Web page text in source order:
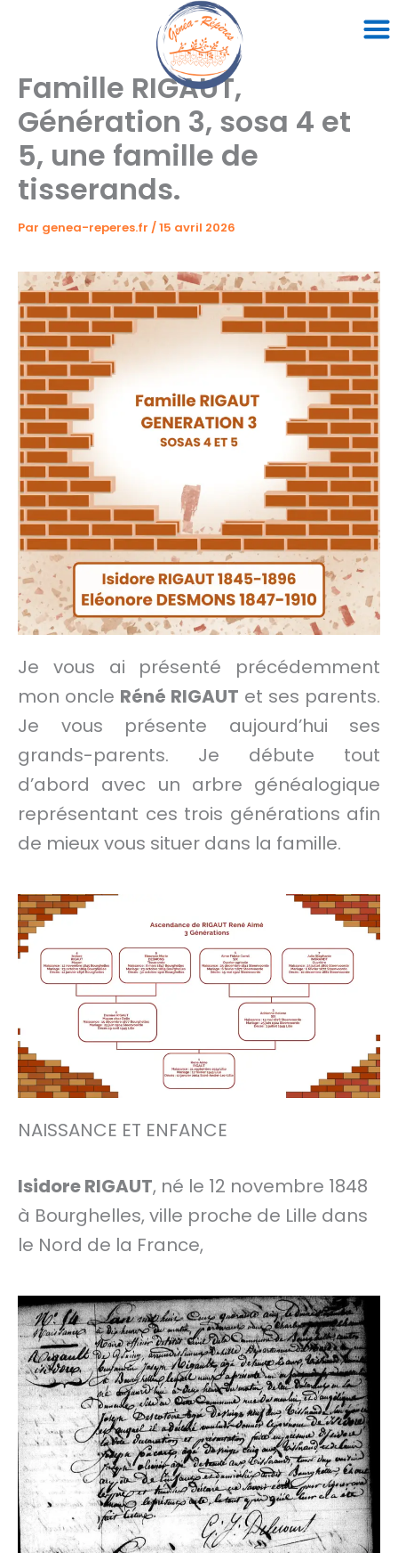
contenu
Famille RIGAUT,
Génération 3, sosa 4 et
5, une famille de
tisserands.
Par genea-reperes.fr /15 avril 2026
Je vous ai présenté précédemment
mon oncle Réné RIGAUT et ses parents.
Je vous présente aujourd’hui ses
grands-parents. Je débute tout
d’abord avec un arbre généalogique
représentant ces trois générations afin
de mieux vous situer dans la famille.
NAISSANCE ET ENFANCE
Isidore RIGAUT, né le 12 novembre 1848
à Bourghelles, ville proche de Lille dans
le Nord de la France,